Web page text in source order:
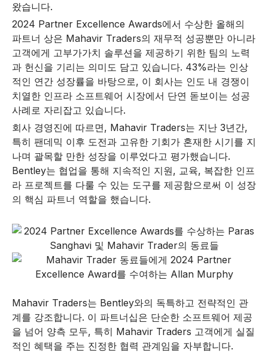
왔습니다.
2024 Partner Excellence Awards에서 수상한 올해의
파트너 상은 Mahavir Traders의 재무적 성공뿐만 아니라
고객에게 고부가가치 솔루션을 제공하기 위한 팀의 노력
과 헌신을 기리는 의미도 담고 있습니다. 43%라는 인상
적인 연간 성장률을 바탕으로, 이 회사는 인도 내 경쟁이
치열한 인프라 소프트웨어 시장에서 단연 돋보이는 성공
사례로 자리잡고 있습니다.
회사 경영진에 따르면, Mahavir Traders는 지난 3년간,
특히 팬데믹 이후 도전과 고유한 기회가 혼재한 시기를 지
나며 괄목할 만한 성장을 이루었다고 평가했습니다.
Bentley는 협업을 통해 지속적인 지원, 교육, 복잡한 인프
라 프로젝트를 다룰 수 있는 도구를 제공함으로써 이 성장
의 핵심 파트너 역할을 했습니다.
Mahavir Traders는 Bentley와의 독특하고 전략적인 관
계를 강조합니다. 이 파트너십은 단순한 소프트웨어 제공
을 넘어 양측 모두, 특히 Mahavir Traders 고객에게 실질
적인 혜택을 주는 진정한 협력 관계임을 자부합니다.